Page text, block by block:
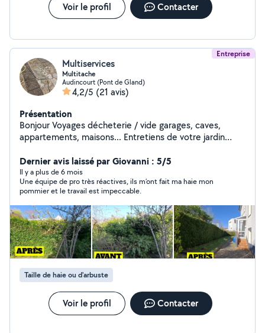
Voir le profil Contacter
Entreprise
Multiservices
Multitache
Audincourt (Pont de Gland)
4,2/5 (21 avis)
Présentation
Bonjour Voyages décheterie / vide garages, caves,
appartements, maisons... Entretiens de votre jardin
Plaquiste Peinture Pour toutes autres demandes,
n'hésitez pas à me contacter
Dernier avis laissé par Giovanni : 5/5
Il y a plus de 6 mois
Une équipe de pro très réactives, ils m’ont fait ma haie mon
pommier et le travail est impeccable.
Taille de haie ou d'arbuste
Voir le profil Contacter